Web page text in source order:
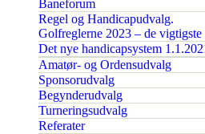
Baneforum
Regel og Handicapudvalg.
Golfreglerne 2023 – de
Det nye handicapsystem
Amatør- og Ordensudvalg
Sponsorudvalg
Begynderudvalg
Turneringsudvalg
Referater